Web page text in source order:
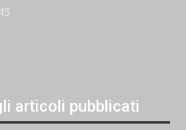
articoli pubblicati